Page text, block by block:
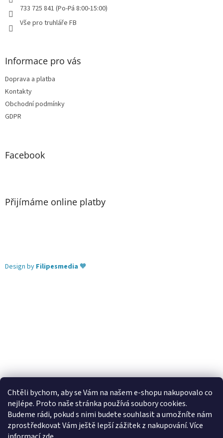
Chtěli bychom, aby se Vám na našem e-shopu nakupovalo co
nejlépe. Proto naše stránka používá soubory cookies.
Budeme rádi, pokud s nimi budete souhlasit a umožníte nám
zprostředkovat Vám ještě lepší zážitek z nakupování.Více
733 725 841 (Po-Pá 8:00-15:00)
Vše pro truhláře FB
Informace pro vás
Doprava a platba
Kontakty
Obchodní podmínky
GDPR
Facebook
Přijímáme online platby
Design by Filipesmedia 🧡
Lekva nábytek ubytování pod Pálavou kování Tulip
úchytky Gamet
úchytky Siro Blum - perfecting motion